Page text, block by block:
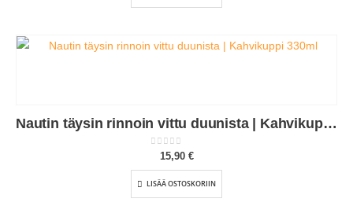
Nautin täysin rinnoin vittu duunista | Kahvikuppi 330ml (0233)
out of 5
15,90 €
LISÄÄ OSTOSKORIIN